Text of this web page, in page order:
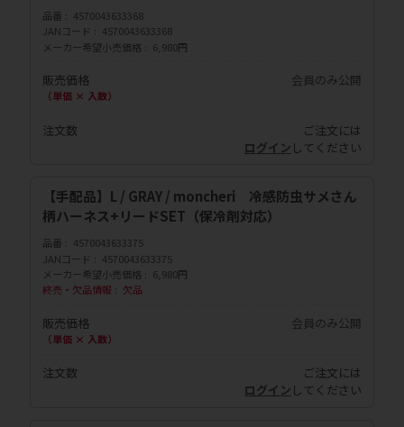
品番
4570043633368
JANコード
4570043633368
メーカー希望小売価格
6,980円
販売価格
（単価 × 入数）
会員のみ公開
注文数
ご注文には
ログイン してください
【手配品】L / GRAY / moncheri 冷感防虫サメさん
柄ハーネス+リードSET（保冷剤対応）
品番
4570043633375
JANコード
4570043633375
メーカー希望小売価格
6,980円
終売・欠品情報
欠品
販売価格
（単価 × 入数）
会員のみ公開
注文数
ご注文には
ログイン してください